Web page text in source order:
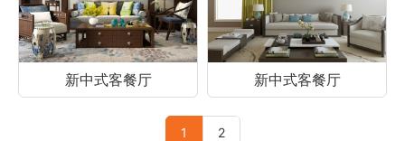
新中式客餐厅 新中式客餐厅
1 2